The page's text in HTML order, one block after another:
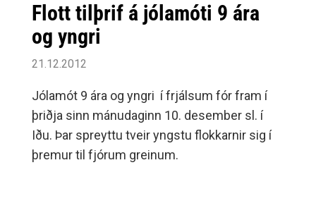
Flott tilþrif á jólamóti 9 ára
og yngri
21.12.2012
Jólamót 9 ára og yngri í frjálsum fór fram í
þriðja sinn mánudaginn 10. desember sl. í
Iðu. Þar spreyttu tveir yngstu flokkarnir sig í
þremur til fjórum greinum.